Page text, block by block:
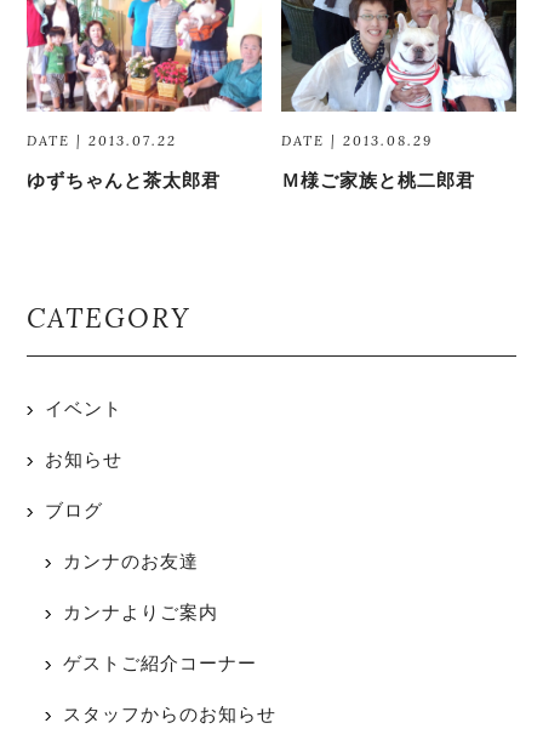
DATE | 2013.07.22
ゆずちゃんと茶太郎君
DATE | 2013.08.29
Ｍ様ご家族と桃二郎君
CATEGORY
イベント
お知らせ
ブログ
カンナのお友達
カンナよりご案内
ゲストご紹介コーナー
スタッフからのお知らせ